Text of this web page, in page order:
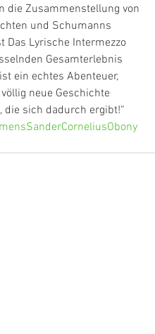
die Zusammenstellung von
und Schumanns
Das Lyrische Intermezzo
Gesamterlebnis
ein echtes Abenteuer,
neue Geschichte
die sich dadurch ergibt!“